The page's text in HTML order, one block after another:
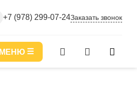
+7 (978) 299-07-24Заказать звонок
МЕНЮ